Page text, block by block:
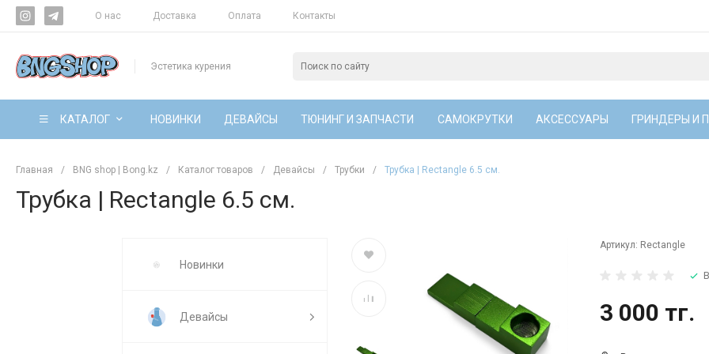
О нас Доставка Оплата Контакты
Эстетика курения
КАТАЛОГ НОВИНКИ ДЕВАЙСЫ ТЮНИНГ И ЗАПЧАСТИ САМОКРУТКИ АКСЕССУАРЫ ГРИНДЕРЫ И
Главная / BNG shop | Bong.kz / Каталог товаров / Девайсы / Трубки / Трубка | Rectangle 6.5 см.
Трубка | Rectangle 6.5 см.
Новинки
Девайсы
Артикул: Rectangle
3 000 тг.